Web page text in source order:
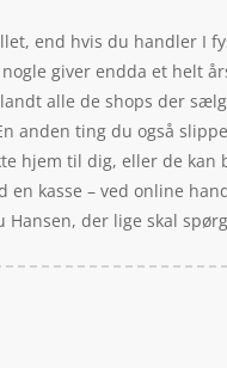
end hvis du handler I
giver endda et helt
alle de shops der
anden ting du også
hjem til dig, eller de
kasse – ved online
der lige skal